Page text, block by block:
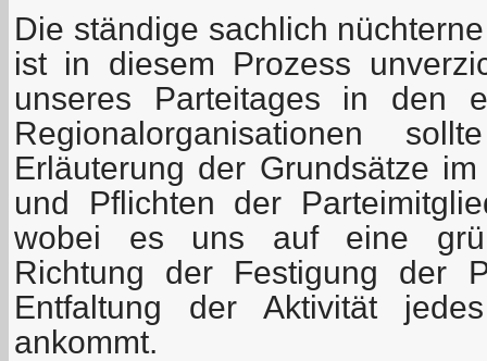
Die ständige sachlich
ist in diesem Prozess
unseres Parteitages in den
Regionalorganisationen
Erläuterung der Grundsätze
und Pflichten der
wobei es uns auf eine
Richtung der Festigung der
Entfaltung der Aktivität
ankommt.